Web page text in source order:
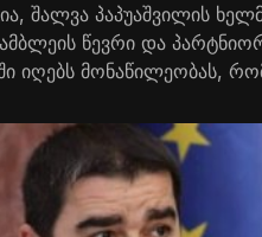
შალვა პაპუაშვილის
წევრი და
იღებს მონაწილეობას,